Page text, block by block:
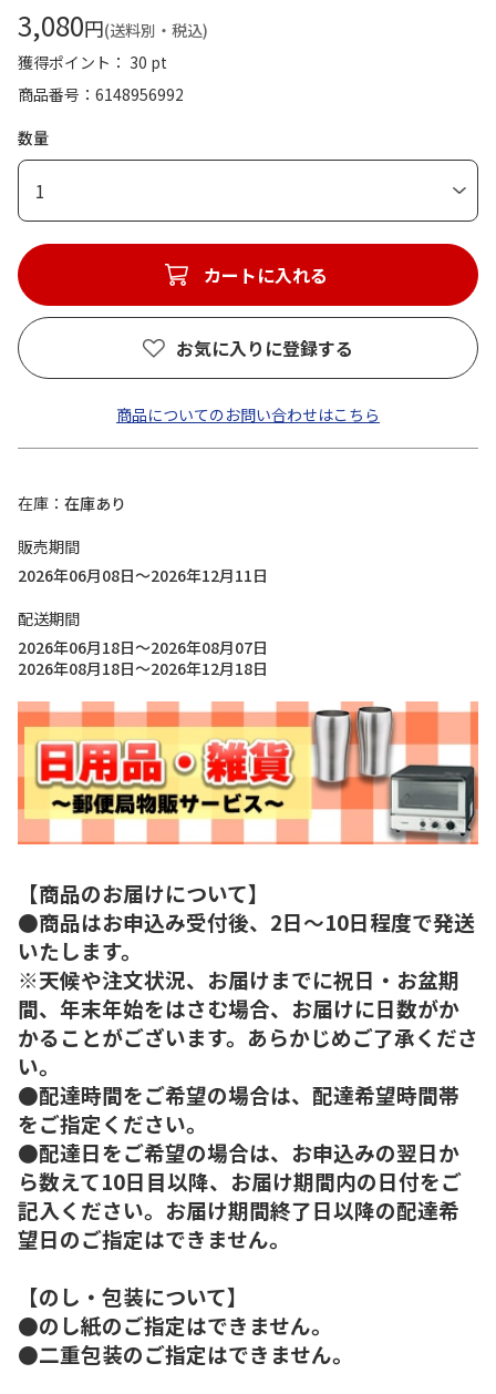
3,080円(送料別・税込)
獲得ポイント： 30 pt
商品番号
6148956992
数量
1
カートに入れる
お気に入りに登録する
商品についてのお問い合わせはこちら
在庫
在庫あり
販売期間
2026年06月08日～2026年12月11日
配送期間
2026年06月18日～2026年08月07日
2026年08月18日～2026年12月18日
【商品のお届けについて】
●商品はお申込み受付後、2日～10日程度で発送
いたします。
※天候や注文状況、お届けまでに祝日・お盆期
間、年末年始をはさむ場合、お届けに日数がか
かることがございます。あらかじめご了承くださ
い。
●配達時間をご希望の場合は、配達希望時間帯
をご指定ください。
●配達日をご希望の場合は、お申込みの翌日か
ら数えて10日目以降、お届け期間内の日付をご
記入ください。お届け期間終了日以降の配達希
望日のご指定はできません。
【のし・包装について】
●のし紙のご指定はできません。
●二重包装のご指定はできません。